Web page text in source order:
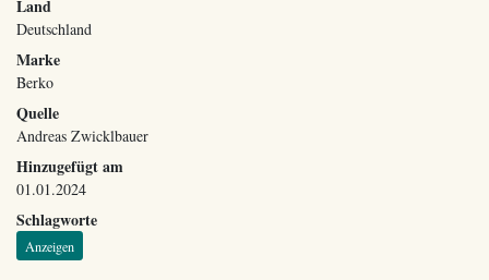
Land
Deutschland
Marke
Berko
Quelle
Andreas Zwicklbauer
Hinzugefügt am
01.01.2024
Schlagworte
Anzeigen